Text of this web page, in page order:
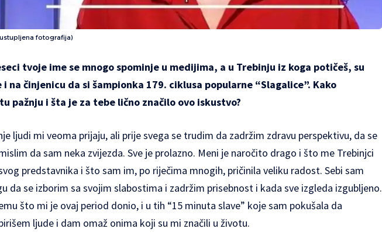
fotografija)
tvoje ime se mnogo spominje u medijima, a u Trebinju iz koga potičeš, su
na činjenicu da si šampionka 179. ciklusa popularne “Slagalice”. Kako
pažnju i šta je za tebe lično značilo ovo iskustvo?
ljudi mi veoma prijaju, ali prije svega se trudim da zadržim zdravu perspektivu, da se
da sam neka zvijezda. Sve je prolazno. Meni je naročito drago i što me Trebinjci
predstavnika i što sam im, po riječima mnogih, pričinila veliku radost. Sebi sam
da se izborim sa svojim slabostima i zadržim prisebnost i kada sve izgleda izgubljeno.
što mi je ovaj period donio, i u tih “15 minuta slave” koje sam pokušala da
ljude i dam omaž onima koji su mi značili u životu.